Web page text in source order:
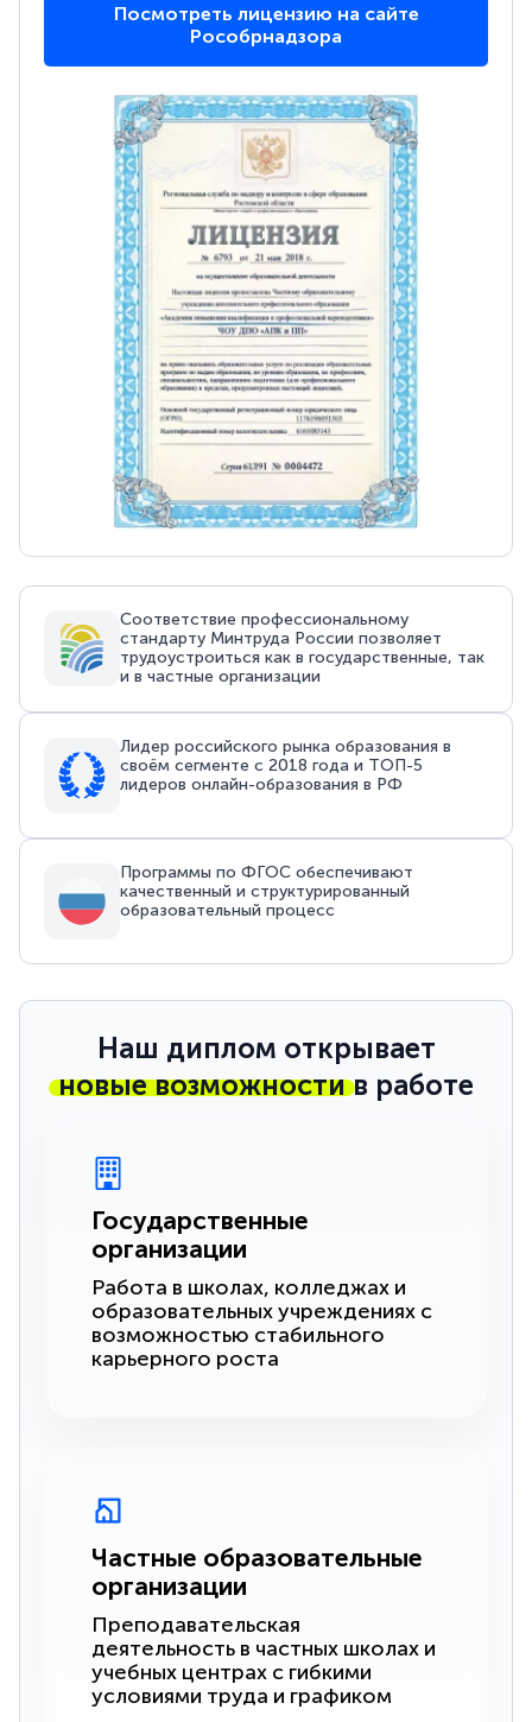
Посмотреть лицензию на сайте
Рособрнадзора
Соответствие профессиональному
стандарту Минтруда России позволяет
трудоустроиться как в государственные, так
и в частные организации
Лидер российского рынка образования в
своём сегменте с 2018 года и ТОП-5
лидеров онлайн-образования в РФ
Программы по ФГОС обеспечивают
качественный и структурированный
образовательный процесс
Наш диплом открывает
новые возможностив работе
Государственные
организации
Работа в школах, колледжах и
образовательных учреждениях с
возможностью стабильного
карьерного роста
Частные образовательные
организации
Преподавательская
деятельность в частных школах и
учебных центрах с гибкими
условиями труда и графиком